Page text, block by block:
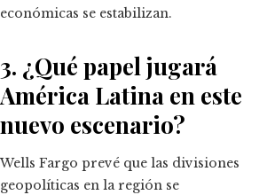
económicas se estabilizan.
3. ¿Qué papel jugará
América Latina en este
nuevo escenario?
Wells Fargo prevé que las divisiones
geopolíticas en la región se